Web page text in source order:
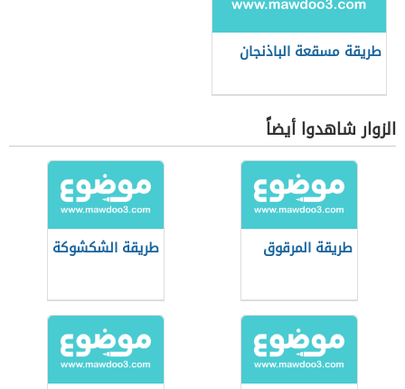
طريقة مسقعة الباذنجان
الزوار شاهدوا أيضاً
طريقة المرقوق طريقة الشكشوكة